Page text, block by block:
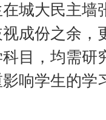
城大民主
成份之余
目，均需
响学生的学